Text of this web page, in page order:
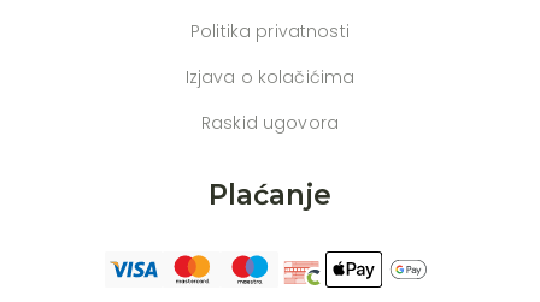
Politika privatnosti
Izjava o kolačićima
Raskid ugovora
Plaćanje